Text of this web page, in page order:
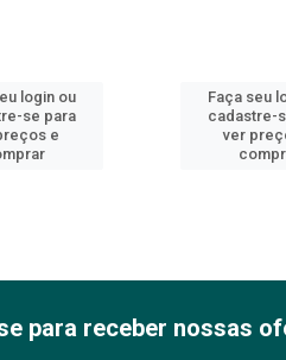
login ou
se para
e
Faça seu
cadastre-
ver
para receber nossas